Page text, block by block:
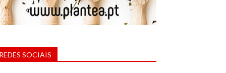
SOCIAIS